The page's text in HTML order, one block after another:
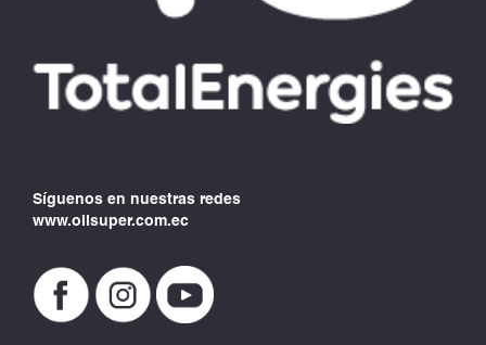
Síguenos en nuestras redes
www.oilsuper.com.ec